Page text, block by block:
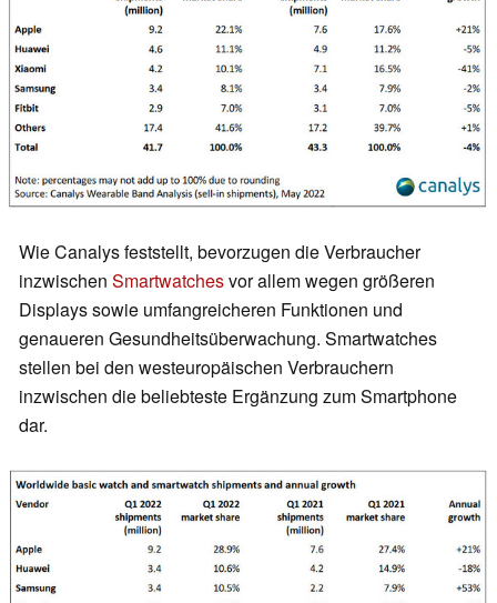
Wie Canalys feststellt, bevorzugen die Verbraucher
inzwischen Smartwatchesvor allem wegen größeren
Displays sowie umfangreicheren Funktionen und
genaueren Gesundheitsüberwachung. Smartwatches
stellen bei den westeuropäischen Verbrauchern
inzwischen die beliebteste Ergänzung zum Smartphone
dar.